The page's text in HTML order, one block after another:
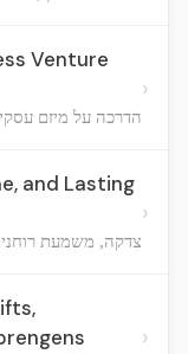
Venture
הדרכה על מיזם
›
and Lasting
צדקה, משמעת
›
›